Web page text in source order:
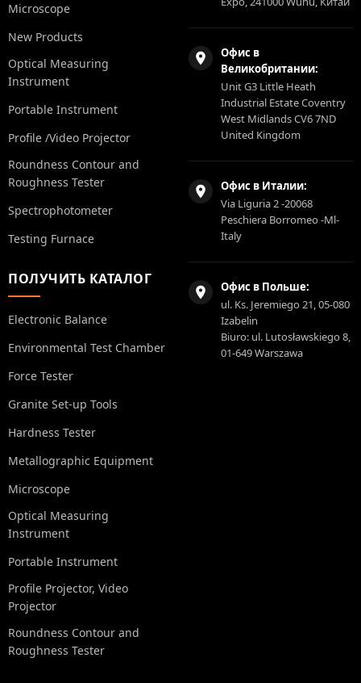
Microscope
New Products
Optical Measuring
Instrument
Portable Instrument
Profile /Video Projector
Roundness Contour and
Roughness Tester
Spectrophotometer
Testing Furnace
ПОЛУЧИТЬ КАТАЛОГ
Electronic Balance
Environmental Test Chamber
Force Tester
Granite Set-up Tools
Hardness Tester
Metallographic Equipment
Microscope
Optical Measuring
Instrument
Portable Instrument
Profile Projector, Video
Projector
Roundness Contour and
Roughness Tester
Офис в
Великобритании:
Unit G3 Little Heath
Industrial Estate Coventry
West Midlands CV6 7ND
United Kingdom
Офис в Италии:
Via Liguria 2 -20068
Peschiera Borromeo -Ml-
Italy
Офис в Польше:
ul. Ks. Jeremiego 21, 05-080
Izabelin
Biuro: ul. Lutosławskiego 8,
01-649 Warszawa